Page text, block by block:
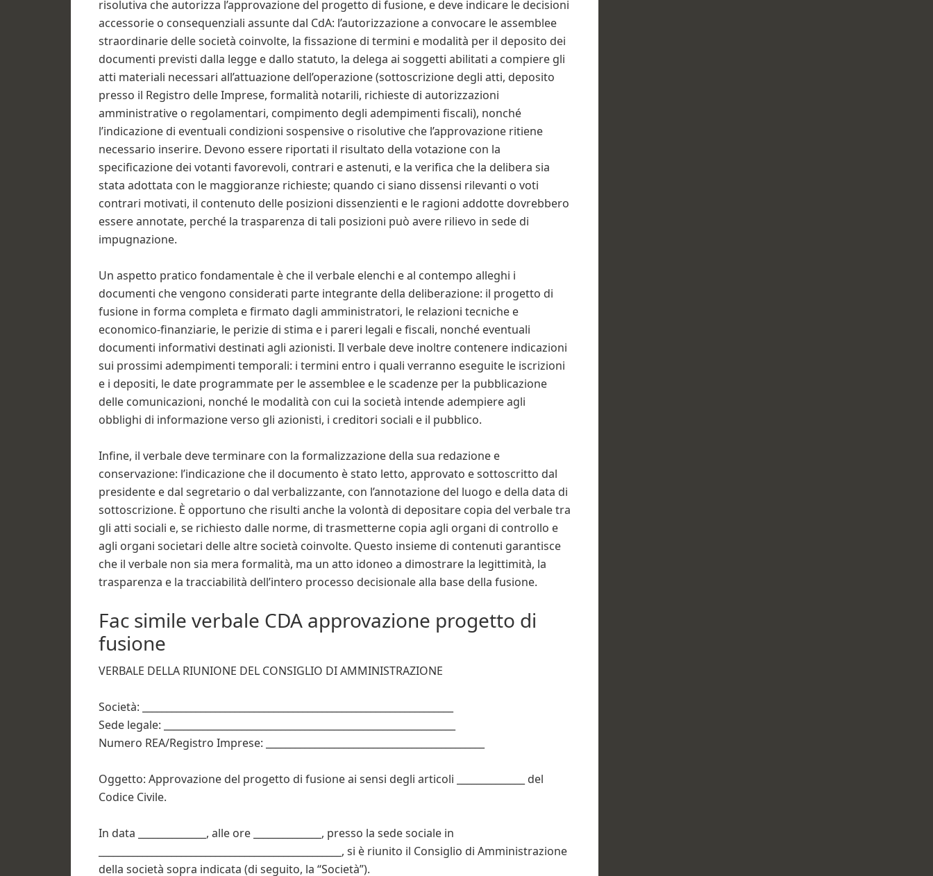
risolutiva che autorizza l’approvazione del progetto di fusione, e deve indicare le decisioni
accessorie o consequenziali assunte dal CdA: l’autorizzazione a convocare le assemblee
straordinarie delle società coinvolte, la fissazione di termini e modalità per il deposito dei
documenti previsti dalla legge e dallo statuto, la delega ai soggetti abilitati a compiere gli
atti materiali necessari all’attuazione dell’operazione (sottoscrizione degli atti, deposito
presso il Registro delle Imprese, formalità notarili, richieste di autorizzazioni
amministrative o regolamentari, compimento degli adempimenti fiscali), nonché
l’indicazione di eventuali condizioni sospensive o risolutive che l’approvazione ritiene
necessario inserire. Devono essere riportati il risultato della votazione con la
specificazione dei votanti favorevoli, contrari e astenuti, e la verifica che la delibera sia
stata adottata con le maggioranze richieste; quando ci siano dissensi rilevanti o voti
contrari motivati, il contenuto delle posizioni dissenzienti e le ragioni addotte dovrebbero
essere annotate, perché la trasparenza di tali posizioni può avere rilievo in sede di
impugnazione.
Un aspetto pratico fondamentale è che il verbale elenchi e al contempo alleghi i
documenti che vengono considerati parte integrante della deliberazione: il progetto di
fusione in forma completa e firmato dagli amministratori, le relazioni tecniche e
economico-finanziarie, le perizie di stima e i pareri legali e fiscali, nonché eventuali
documenti informativi destinati agli azionisti. Il verbale deve inoltre contenere indicazioni
sui prossimi adempimenti temporali: i termini entro i quali verranno eseguite le iscrizioni
e i depositi, le date programmate per le assemblee e le scadenze per la pubblicazione
delle comunicazioni, nonché le modalità con cui la società intende adempiere agli
obblighi di informazione verso gli azionisti, i creditori sociali e il pubblico.
Infine, il verbale deve terminare con la formalizzazione della sua redazione e
conservazione: l’indicazione che il documento è stato letto, approvato e sottoscritto dal
presidente e dal segretario o dal verbalizzante, con l’annotazione del luogo e della data di
sottoscrizione. È opportuno che risulti anche la volontà di depositare copia del verbale tra
gli atti sociali e, se richiesto dalle norme, di trasmetterne copia agli organi di controllo e
agli organi societari delle altre società coinvolte. Questo insieme di contenuti garantisce
che il verbale non sia mera formalità, ma un atto idoneo a dimostrare la legittimità, la
trasparenza e la tracciabilità dell’intero processo decisionale alla base della fusione.
Fac simile verbale CDA approvazione progetto di
fusione​
VERBALE DELLA RIUNIONE DEL CONSIGLIO DI AMMINISTRAZIONE
Società: ________________________________________________________________
Sede legale: ____________________________________________________________
Numero REA/Registro Imprese: _____________________________________________
Oggetto: Approvazione del progetto di fusione ai sensi degli articoli ______________ del
Codice Civile.
In data ______________, alle ore ______________, presso la sede sociale in
__________________________________________________, si è riunito il Consiglio di Amministrazione
della società sopra indicata (di seguito, la “Società”).